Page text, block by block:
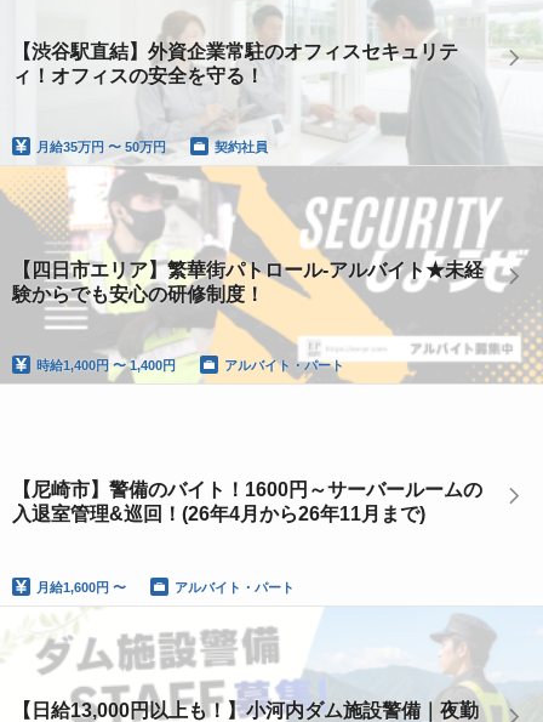
【渋谷駅直結】外資企業常駐のオフィスセキュリテ
ィ！オフィスの安全を守る！
月給35万円 〜 50万円 契約社員
【四日市エリア】繁華街パトロール-アルバイト★未経
験からでも安心の研修制度！
時給1,400円 〜 1,400円 アルバイト・パート
【尼崎市】警備のバイト！1600円～サーバールームの
入退室管理&巡回！(26年4月から26年11月まで)
月給1,600円 〜 アルバイト・パート
【日給13,000円以上も！】小河内ダム施設警備｜夜勤